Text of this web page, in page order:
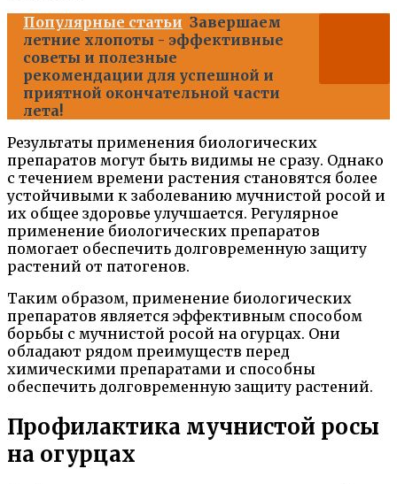
Популярные статьи Завершаем
летние хлопоты - эффективные
советы и полезные
рекомендации для успешной и
приятной окончательной части
лета!
Результаты применения биологических
препаратов могут быть видимы не сразу. Однако
с течением времени растения становятся более
устойчивыми к заболеванию мучнистой росой и
их общее здоровье улучшается. Регулярное
применение биологических препаратов
помогает обеспечить долговременную защиту
растений от патогенов.
Таким образом, применение биологических
препаратов является эффективным способом
борьбы с мучнистой росой на огурцах. Они
обладают рядом преимуществ перед
химическими препаратами и способны
обеспечить долговременную защиту растений.
Профилактика мучнистой росы
на огурцах